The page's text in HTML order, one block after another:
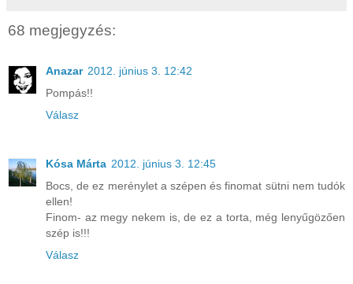
68 megjegyzés:
Anazar 2012. június 3. 12:42
Pompás!!
Válasz
Kósa Márta 2012. június 3. 12:45
Bocs, de ez merénylet a szépen és finomat sütni nem tudók
ellen!
Finom- az megy nekem is, de ez a torta, még lenyűgözően
szép is!!!
Válasz